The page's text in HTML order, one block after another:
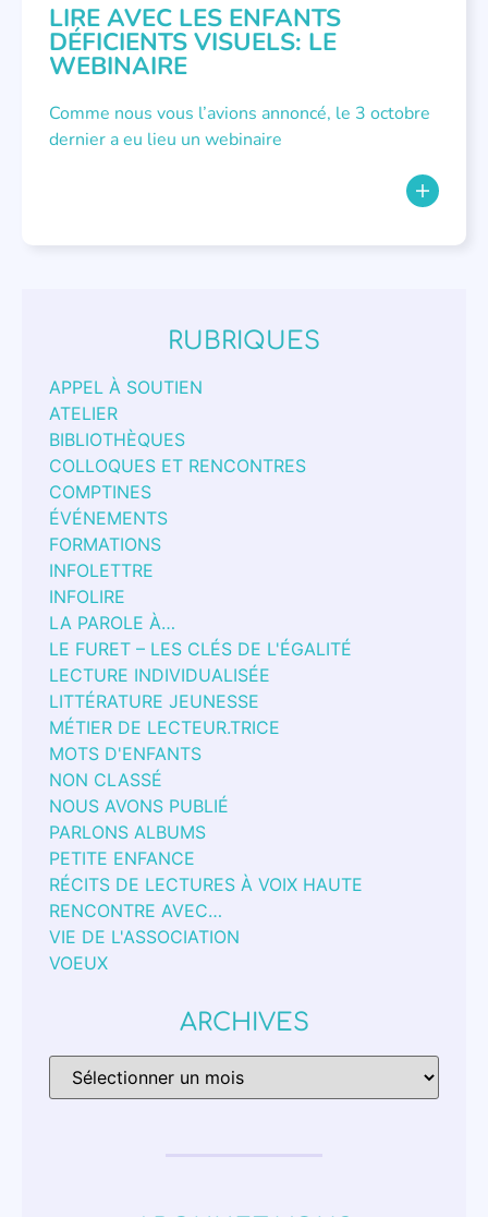
LIRE AVEC LES ENFANTS
DÉFICIENTS VISUELS: LE
WEBINAIRE
Comme nous vous l’avions annoncé, le 3 octobre
dernier a eu lieu un webinaire
RUBRIQUES
APPEL À SOUTIEN
ATELIER
BIBLIOTHÈQUES
COLLOQUES ET RENCONTRES
COMPTINES
ÉVÉNEMENTS
FORMATIONS
INFOLETTRE
INFOLIRE
LA PAROLE À…
LE FURET – LES CLÉS DE L'ÉGALITÉ
LECTURE INDIVIDUALISÉE
LITTÉRATURE JEUNESSE
MÉTIER DE LECTEUR.TRICE
MOTS D'ENFANTS
NON CLASSÉ
NOUS AVONS PUBLIÉ
PARLONS ALBUMS
PETITE ENFANCE
RÉCITS DE LECTURES À VOIX HAUTE
RENCONTRE AVEC…
VIE DE L'ASSOCIATION
VOEUX
ARCHIVES